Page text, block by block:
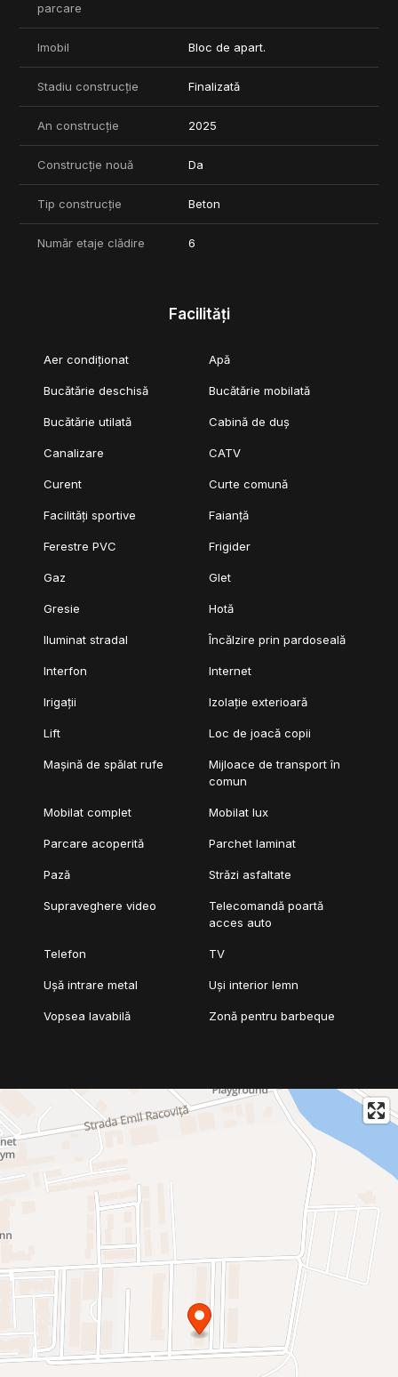
parcare
Imobil Bloc de apart.
Stadiu construcție Finalizată
An construcție 2025
Construcție nouă Da
Tip construcție Beton
Număr etaje clădire 6
Facilități
Aer condiționat Apă
Bucătărie deschisă Bucătărie mobilată
Bucătărie utilată Cabină de duș
Canalizare CATV
Curent Curte comună
Facilități sportive Faianță
Ferestre PVC Frigider
Gaz Glet
Gresie Hotă
Iluminat stradal Încălzire prin pardoseală
Interfon Internet
Irigații Izolație exterioară
Lift Loc de joacă copii
Mașină de spălat rufe
Mijloace de transport în
comun
Mobilat complet Mobilat lux
Parcare acoperită Parchet laminat
Pază Străzi asfaltate
Supraveghere video
Telecomandă poartă
acces auto
Telefon TV
Ușă intrare metal Uși interior lemn
Vopsea lavabilă Zonă pentru barbeque